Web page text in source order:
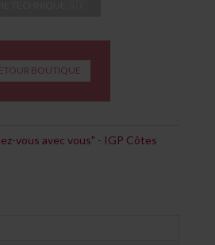
BOUTIQUE
vous avec vous" - IGP Côtes